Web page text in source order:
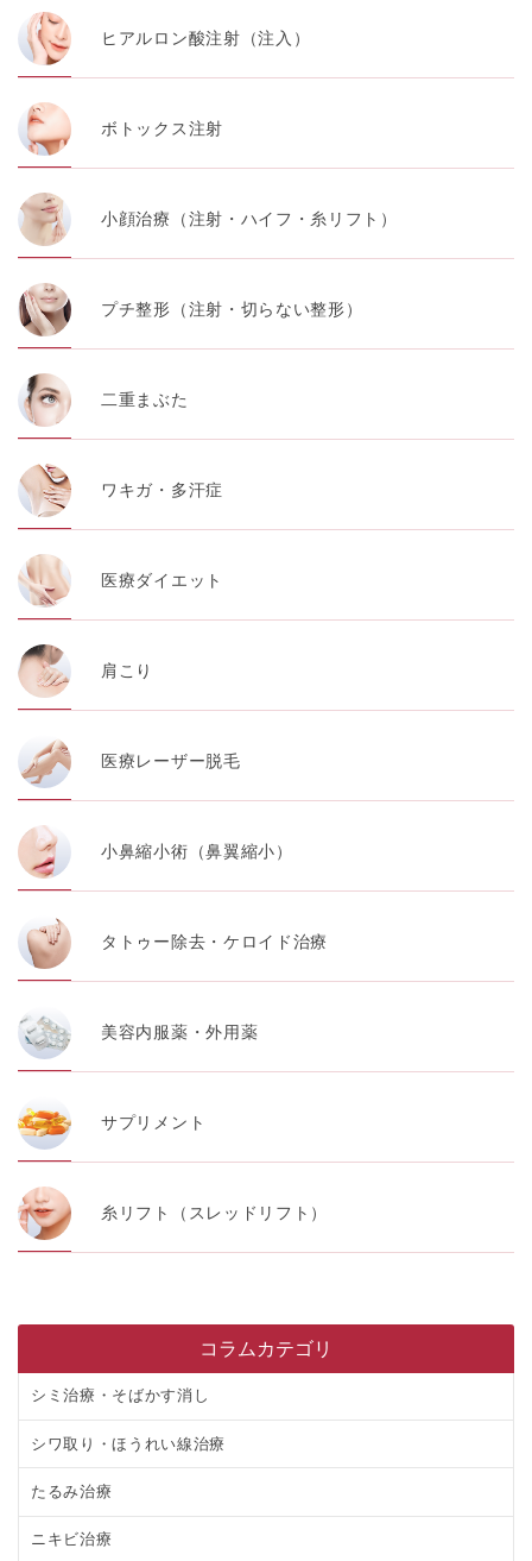
ヒアルロン酸注射（注入）
ボトックス注射
小顔治療（注射・ハイフ・糸リフト）
プチ整形（注射・切らない整形）
二重まぶた
ワキガ・多汗症
医療ダイエット
肩こり
医療レーザー脱毛
小鼻縮小術（鼻翼縮小）
タトゥー除去・ケロイド治療
美容内服薬・外用薬
サプリメント
糸リフト（スレッドリフト）
コラムカテゴリ
シミ治療・そばかす消し
シワ取り・ほうれい線治療
たるみ治療
ニキビ治療